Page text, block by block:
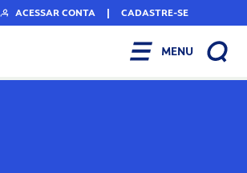
ACESSAR CONTA | CADASTRE-SE
MENU